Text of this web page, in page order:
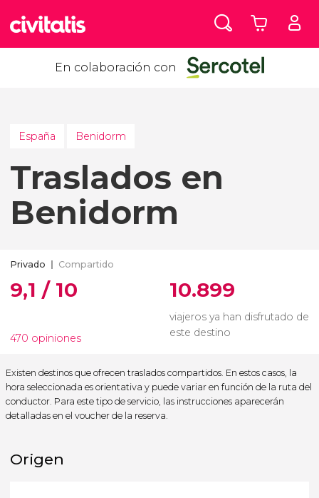
En colaboración con
España Benidorm
Traslados en
Benidorm
Privado Compartido
9,1 / 10
470 opiniones
10.899
viajeros ya han disfrutado de
este destino
Existen destinos que ofrecen traslados compartidos. En estos casos, la
hora seleccionada es orientativa y puede variar en función de la ruta del
conductor. Para este tipo de servicio, las instrucciones aparecerán
detalladas en el voucher de la reserva.
Origen